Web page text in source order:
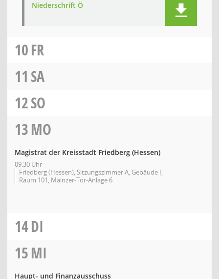
Niederschrift Ö
10FR
11 SA
12SO
13MO
Magistrat der Kreisstadt Friedberg (Hessen)
09:30 Uhr
Friedberg (Hessen), Sitzungszimmer A, Gebäude I,
Raum 101, Mainzer-Tor-Anlage 6
14DI
15MI
Haupt- und Finanzausschuss